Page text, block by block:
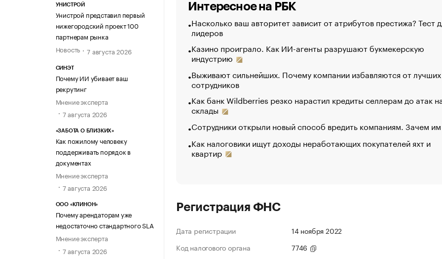
УНИСТРОЙ
Унистрой представил первый
нижегородский проект 100
партнерам рынка
Новость
7 августа 2026
СИНЭТ
Почему ИИ убивает ваш
рекрутинг
Мнение эксперта
7 августа 2026
«ЗАБОТА О БЛИЗКИХ»
Как пожилому человеку
поддерживать порядок в
документах
Мнение эксперта
7 августа 2026
ООО «КЛИНОН»
Почему арендаторам уже
недостаточно стандартного SLA
Мнение эксперта
7 августа 2026
Интересное на РБК
Насколько ваш авторитет зависит от атрибутов престижа? Тест
лидеров
Казино проиграло. Как ИИ-агенты разрушают букмекерскую
индустрию
Выживают сильнейших. Почему компании избавляются от лучших
сотрудников
Как банк Wildberries резко нарастил кредиты селлерам до атак
склады
Сотрудники открыли новый способ вредить компаниям. Зачем
Как налоговики ищут доходы неработающих покупателей яхт и
квартир
Регистрация ФНС
Дата регистрации
14 ноября 2022
Код налогового органа
7746